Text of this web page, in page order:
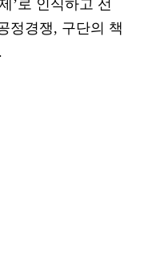
’로 인식하고 선
정경쟁, 구단의 책